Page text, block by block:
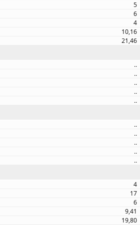
5
6
4
10,16
21,46
..
..
..
..
..
..
..
..
..
..
4
17
6
9,41
19,80